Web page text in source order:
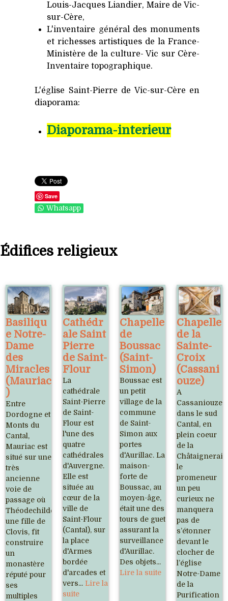
Louis-Jacques Liandier, Maire de Vic-
sur-Cère,
L'inventaire général des monuments
et richesses artistiques de la France-
Ministère de la culture- Vic sur Cère-
Inventaire topographique.
L'église Saint-Pierre de Vic-sur-Cère en
diaporama:
Diaporama-interieur
Save
Whatsapp
Édifices religieux
Basiliqu
e Notre-
Dame
des
Miracles
(Mauriac
)
Entre
Dordogne et
Monts du
Cantal,
Mauriac est
situé sur une
très
ancienne
voie de
passage où
Théodechilde,
une fille de
Clovis, fit
construire
un
monastère
réputé pour
ses
multiples
Cathédr
ale Saint
Pierre
de Saint-
Flour
La
cathédrale
Saint-Pierre
de Saint-
Flour est
l'une des
quatre
cathédrales
d'Auvergne.
Elle est
située au
cœur de la
ville de
Saint-Flour
(Cantal), sur
la place
d'Armes
bordée
d'arcades et
vers... Lire la
suite
Chapelle
de
Boussac
(Saint-
Simon)
Boussac est
un petit
village de la
commune
de Saint-
Simon aux
portes
d'Aurillac. La
maison-
forte de
Boussac, au
moyen-âge,
était une des
tours de guet
assurant la
surveillance
d'Aurillac.
Des objets...
Lire la suite
Chapelle
de la
Sainte-
Croix
(Cassani
ouze)
A
Cassaniouze,
dans le sud
Cantal, en
plein coeur
de la
Châtaigneraie,
le
promeneur
un peu
curieux ne
manquera
pas de
s’étonner
devant le
clocher de
l’église
Notre-Dame
de la
Purification